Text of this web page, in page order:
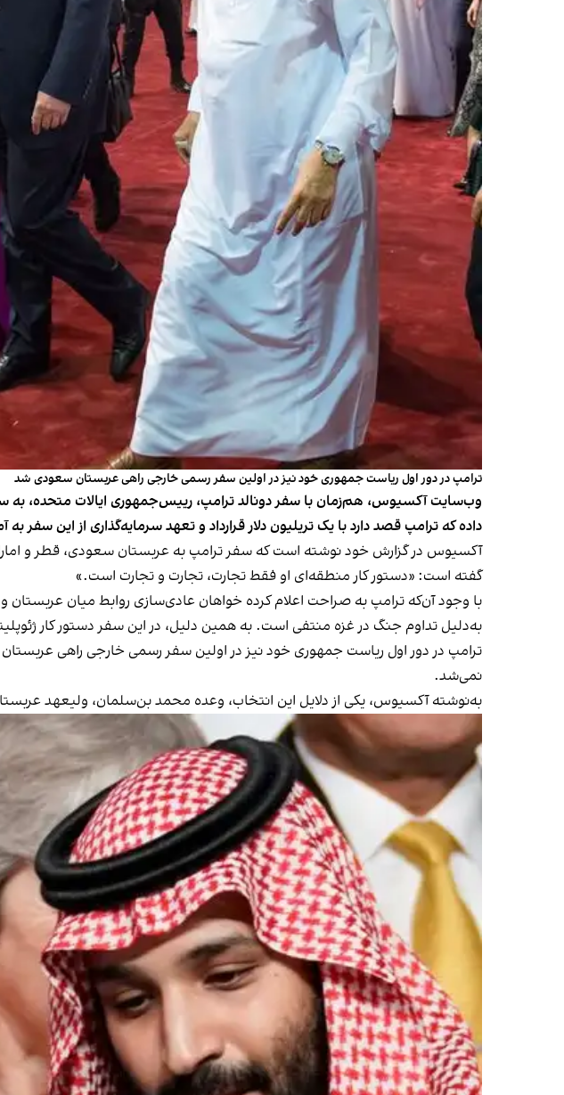
ترامپ در دور اول ریاست جمهوری خود نیز در اولین سفر رسمی خارجی راهی عربستان سعودی شد
وب‌سایت آکسیوس، هم‌زمان با سفر دونالد ترامپ، رییس‌جمهوری ایالات متحده، به
داده که ترامپ قصد دارد با یک تریلیون دلار قرارداد و تعهد سرمایه‌گذاری از این سفر به
آکسیوس در گزارش خود نوشته است که سفر ترامپ به عربستان سعودی، قطر و
گفته است: «دستور کار منطقه‌ای او فقط تجارت، تجارت و تجارت است.»
با وجود آن‌که ترامپ به صراحت اعلام کرده خواهان عادی‌سازی روابط میان
به‌دلیل تداوم جنگ در غزه منتفی است. به همین دلیل، در این سفر دستور کار
ترامپ در دور اول ریاست جمهوری خود نیز در اولین سفر رسمی خارجی راهی
نمی‌شد.
به‌نوشته آکسیوس، یکی از دلایل این انتخاب، وعده محمد بن‌سلمان، ولیعهد عربستان، مبنی بر سرمایه‌گذاری ۶۰۰ میلیارد